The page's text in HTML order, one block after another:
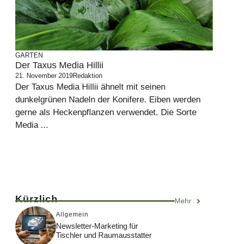
GARTEN
Der Taxus Media Hillii
21. November 2019Redaktion
Der Taxus Media Hillii ähnelt mit seinen
dunkelgrünen Nadeln der Konifere. Eiben werden
gerne als Heckenpflanzen verwendet. Die Sorte
Media ...
Kürzlich Mehr
Allgemein
Newsletter-Marketing für
Tischler und Raumausstatter